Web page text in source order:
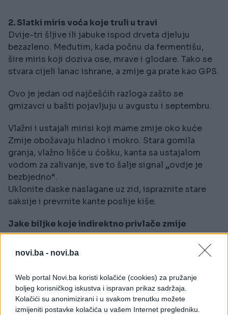
novi.ba - novi.ba
Web portal Novi.ba koristi kolačiće (cookies) za pružanje
boljeg korisničkog iskustva i ispravan prikaz sadržaja.
Kolačići su anonimizirani i u svakom trenutku možete
izmijeniti postavke kolačića u vašem Internet pregledniku.
2. Slatki miris voća koje truli u travi
Dvije-tri šljive ili jabuke ispod drveta djeluju
bezazleno. Međutim, kada počnu da fermentišu,
šire miris koji doziva ose, mrave i glodare. Tako se
stvara cijeli lanac ishrane, a zmije ga prate kao GPS.
Ovo je jedan od najčešćih razloga zašto se
gmizavci u bašti pojavljuju u avgustu i septembru.
Vlažni i ustajali mirisi koji mame zmije oko kuće
Zmije obožavaju hladno i mokro. Stara gomila
granja, vlažno lišće u ćošku, kanta sa ustajalom
vodom za zalivanje, sve to šalje signal „ovdje je
bezbjedno“.
Uklonite daske naslagane uz zid, ispraznite stare
saksije i prevrnite kante poslije kiše.
Jake biljke koje indirektno privlače zmije
Ovo iznenadi mnoge. Lavanda, neven i druge
mirisne biljke same po sebi ne mame gmizavce, ali
privlače rojeve insekata. Tamo gdje ima insekata,
ima i žaba i miševa, a tu se zmija osjeća kao u
restoranu sa švedskim stolom.
Skriveni signali u dvorištu koje ljudi previde
Pored mirisa, postoji još jedna stvar na koju malo